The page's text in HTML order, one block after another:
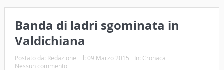
Banda di ladri sgominata in
Valdichiana
Postato da: Redazione il: 09 Marzo 2015 In: Cronaca
Nessun commento